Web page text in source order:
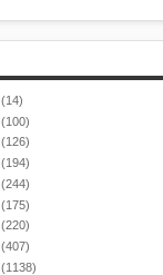
(14)
(100)
(126)
(194)
(244)
(175)
(220)
(407)
(1138)